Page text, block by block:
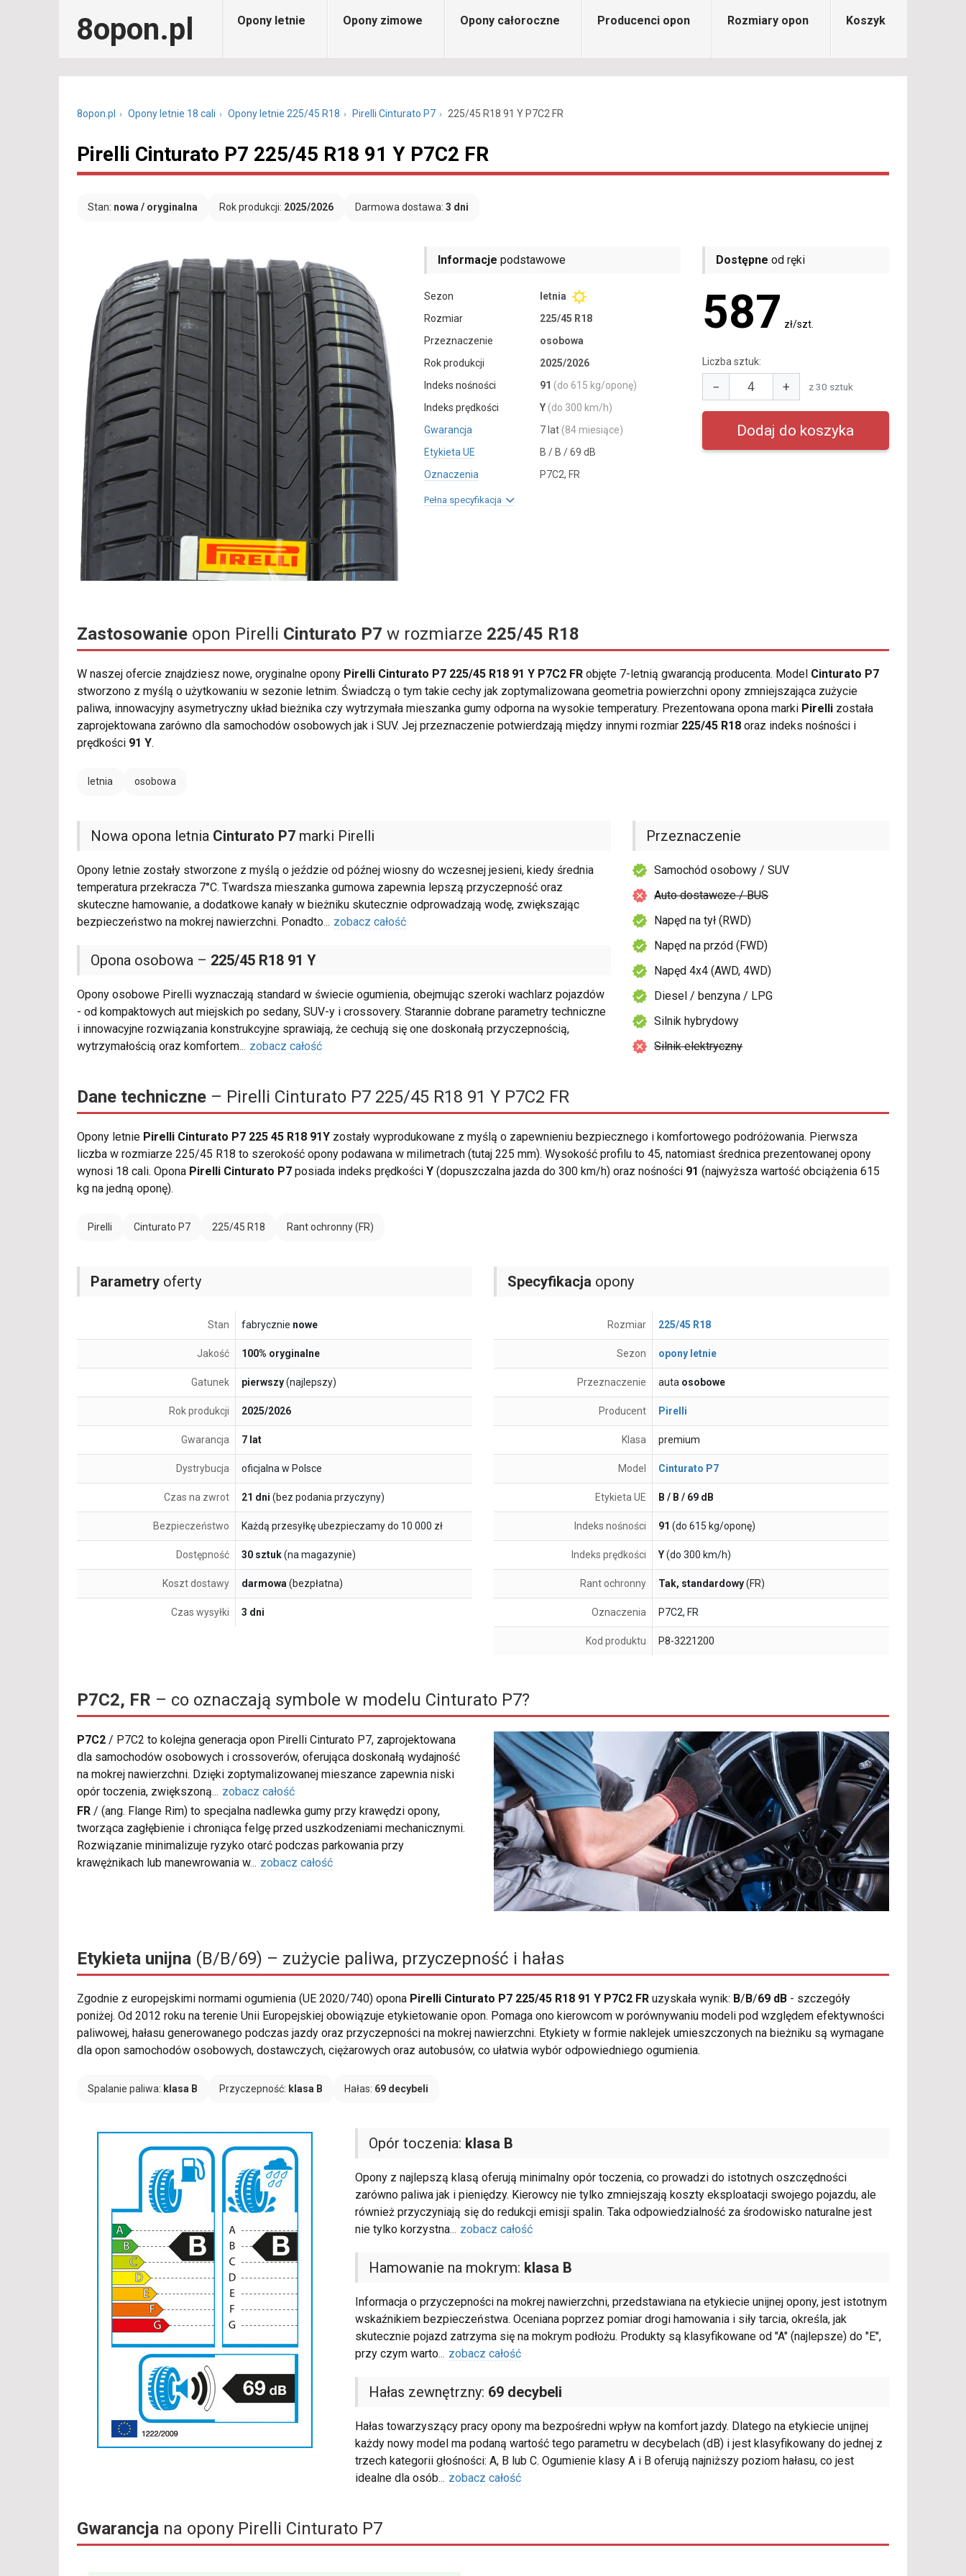
8opon.pl Opony letnie Opony zimowe Opony całoroczne Producenci opon Rozmiary opon Koszyk
8opon.pl Opony letnie 18 cali Opony letnie 225/45 R18 Pirelli Cinturato P7 225/45 R18 91 Y P7C2 FR
Pirelli Cinturato P7 225/45 R18 91 Y P7C2 FR
Stan: nowa / oryginalna Rok produkcji: 2025/2026 Darmowa dostawa: 3 dni
Informacje podstawowe
Sezon
letnia
Rozmiar
225/45 R18
Przeznaczenie
osobowa
Rok produkcji
2025/2026
Indeks nośności
91 (do 615 kg/oponę)
Indeks prędkości
Y (do 300 km/h)
Gwarancja
7 lat (84 miesiące)
Etykieta UE
B / B / 69 dB
Oznaczenia
P7C2, FR
Pełna specyfikacja
Dostępne od ręki
587 zł/szt.
Liczba sztuk:
− + z 30 sztuk
Zastosowanie opon Pirelli Cinturato P7 w rozmiarze 225/45 R18
W naszej ofercie znajdziesz nowe, oryginalne opony Pirelli Cinturato P7 225/45 R18 91 Y P7C2 FR objęte 7-letnią gwarancją producenta. Model Cinturato P7
stworzono z myślą o użytkowaniu w sezonie letnim. Świadczą o tym takie cechy jak zoptymalizowana geometria powierzchni opony zmniejszająca zużycie
paliwa, innowacyjny asymetryczny układ bieżnika czy wytrzymała mieszanka gumy odporna na wysokie temperatury. Prezentowana opona marki Pirelli została
zaprojektowana zarówno dla samochodów osobowych jak i SUV. Jej przeznaczenie potwierdzają między innymi rozmiar 225/45 R18 oraz indeks nośności i
prędkości 91 Y.
letnia osobowa
Nowa opona letnia Cinturato P7 marki Pirelli
Opony letnie zostały stworzone z myślą o jeździe od późnej wiosny do wczesnej jesieni, kiedy średnia
temperatura przekracza 7°C. Twardsza mieszanka gumowa zapewnia lepszą przyczepność oraz
skuteczne hamowanie, a dodatkowe kanały w bieżniku skutecznie odprowadzają wodę, zwiększając
bezpieczeństwo na mokrej nawierzchni. Ponadto... zobacz całość
Opona osobowa – 225/45 R18 91 Y
Opony osobowe Pirelli wyznaczają standard w świecie ogumienia, obejmując szeroki wachlarz pojazdów
- od kompaktowych aut miejskich po sedany, SUV-y i crossovery. Starannie dobrane parametry techniczne
i innowacyjne rozwiązania konstrukcyjne sprawiają, że cechują się one doskonałą przyczepnością,
wytrzymałością oraz komfortem... zobacz całość
Przeznaczenie
Samochód osobowy / SUV
Auto dostawcze / BUS
Napęd na tył (RWD)
Napęd na przód (FWD)
Napęd 4x4 (AWD, 4WD)
Diesel / benzyna / LPG
Silnik hybrydowy
Silnik elektryczny
Dane techniczne – Pirelli Cinturato P7 225/45 R18 91 Y P7C2 FR
Opony letnie Pirelli Cinturato P7 225 45 R18 91Y zostały wyprodukowane z myślą o zapewnieniu bezpiecznego i komfortowego podróżowania. Pierwsza
liczba w rozmiarze 225/45 R18 to szerokość opony podawana w milimetrach (tutaj 225 mm). Wysokość profilu to 45, natomiast średnica prezentowanej opony
wynosi 18 cali. Opona Pirelli Cinturato P7 posiada indeks prędkości Y (dopuszczalna jazda do 300 km/h) oraz nośności 91 (najwyższa wartość obciążenia 615
kg na jedną oponę).
Pirelli Cinturato P7 225/45 R18 Rant ochronny (FR)
Parametry oferty
Stan fabrycznie nowe
Jakość 100% oryginalne
Gatunek pierwszy(najlepszy)
Rok produkcji 2025/2026
Gwarancja 7 lat
Dystrybucja oficjalna w Polsce
Czas na zwrot 21 dni (bez podania przyczyny)
Bezpieczeństwo Każdą przesyłkę ubezpieczamy do 10 000 zł
Dostępność 30 sztuk(na magazynie)
Koszt dostawy darmowa(bezpłatna)
Czas wysyłki 3 dni
Specyfikacja opony
Rozmiar 225/45 R18
Sezon opony letnie
Przeznaczenie auta osobowe
Producent Pirelli
Klasa premium
Model Cinturato P7
Etykieta UE B / B / 69 dB
Indeks nośności 91 (do 615 kg/oponę)
Indeks prędkości Y(do 300 km/h)
Rant ochronny Tak, standardowy(FR)
Oznaczenia P7C2, FR
Kod produktu P8-3221200
P7C2, FR – co oznaczają symbole w modelu Cinturato P7?
P7C2 / P7C2 to kolejna generacja opon Pirelli Cinturato P7, zaprojektowana
dla samochodów osobowych i crossoverów, oferująca doskonałą wydajność
na mokrej nawierzchni. Dzięki zoptymalizowanej mieszance zapewnia niski
opór toczenia, zwiększoną... zobacz całość
FR / (ang. Flange Rim) to specjalna nadlewka gumy przy krawędzi opony,
tworząca zagłębienie i chroniąca felgę przed uszkodzeniami mechanicznymi.
Rozwiązanie minimalizuje ryzyko otarć podczas parkowania przy
krawężnikach lub manewrowania w... zobacz całość
Etykieta unijna (B/B/69) – zużycie paliwa, przyczepność i hałas
Zgodnie z europejskimi normami ogumienia (UE 2020/740) opona Pirelli Cinturato P7 225/45 R18 91 Y P7C2 FR uzyskała wynik: B/ B/69 dB - szczegóły
poniżej. Od 2012 roku na terenie Unii Europejskiej obowiązuje etykietowanie opon. Pomaga ono kierowcom w porównywaniu modeli pod względem efektywności
paliwowej, hałasu generowanego podczas jazdy oraz przyczepności na mokrej nawierzchni. Etykiety w formie naklejek umieszczonych na bieżniku są wymagane
dla opon samochodów osobowych, dostawczych, ciężarowych oraz autobusów, co ułatwia wybór odpowiedniego ogumienia.
Spalanie paliwa: klasa B Przyczepność: klasa B Hałas: 69 decybeli
Opór toczenia: klasa B
Opony z najlepszą klasą oferują minimalny opór toczenia, co prowadzi do istotnych oszczędności
zarówno paliwa jak i pieniędzy. Kierowcy nie tylko zmniejszają koszty eksploatacji swojego pojazdu, ale
również przyczyniają się do redukcji emisji spalin. Taka odpowiedzialność za środowisko naturalne jest
nie tylko korzystna... zobacz całość
Hamowanie na mokrym: klasa B
Informacja o przyczepności na mokrej nawierzchni, przedstawiana na etykiecie unijnej opony, jest istotnym
wskaźnikiem bezpieczeństwa. Oceniana poprzez pomiar drogi hamowania i siły tarcia, określa, jak
skutecznie pojazd zatrzyma się na mokrym podłożu. Produkty są klasyfikowane od "A" (najlepsze) do "E",
przy czym warto... zobacz całość
Hałas zewnętrzny: 69 decybeli
Hałas towarzyszący pracy opony ma bezpośredni wpływ na komfort jazdy. Dlatego na etykiecie unijnej
każdy nowy model ma podaną wartość tego parametru w decybelach (dB) i jest klasyfikowany do jednej z
trzech kategorii głośności: A, B lub C. Ogumienie klasy A i B oferują najniższy poziom hałasu, co jest
idealne dla osób... zobacz całość
Gwarancja na opony Pirelli Cinturato P7